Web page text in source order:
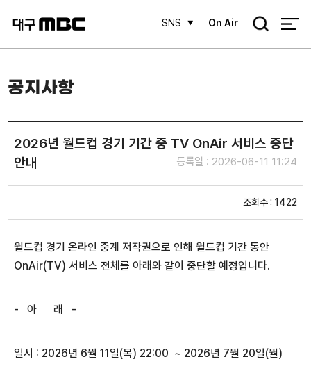
SNS On Air
검
공지사항
2026년 월드컵 경기 기간 중 TV OnAir 서비스 중단
안내
등록일 : 2026-06-11 11:24
조회수 : 1422
월드컵 경기 온라인 중계 저작권으로 인해 월드컵 기간 동안
OnAir(TV) 서비스 전체를 아래와 같이 중단할 예정입니다.
- 아 래 -
일시 : 2026년 6월 11일(목) 22:00 ~ 2026년 7월 20일(월)